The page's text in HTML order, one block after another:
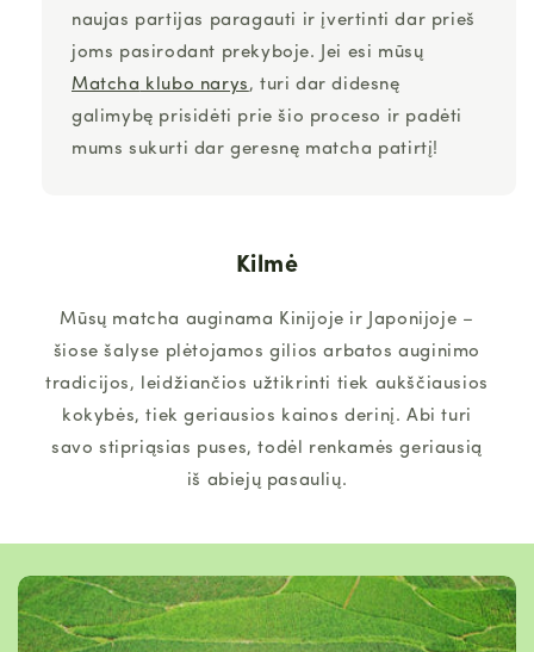
naujas partijas paragauti ir įvertinti dar prieš
joms pasirodant prekyboje. Jei esi mūsų
Matcha klubo narys, turi dar didesnę
galimybę prisidėti prie šio proceso ir padėti
mums sukurti dar geresnę matcha patirtį!
Kilmė
Mūsų matcha auginama Kinijoje ir Japonijoje –
šiose šalyse plėtojamos gilios arbatos auginimo
tradicijos, leidžiančios užtikrinti tiek aukščiausios
kokybės, tiek geriausios kainos derinį. Abi turi
savo stipriąsias puses, todėl renkamės geriausią
iš abiejų pasaulių.